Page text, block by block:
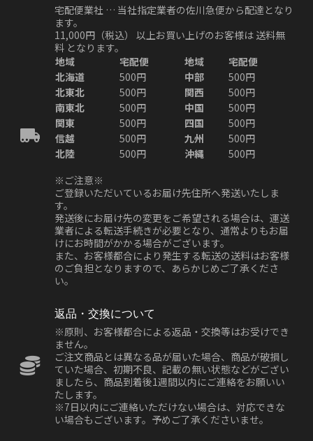
宅配便業社 … 当社指定業者の佐川急便から配達となり
ます。
11,000円（税込）
以上お買い上げのお客様は 送料無
料 となります。
地域
宅配便 地域
宅配便
北海道
500円 中部
500円
北東北
500円 関西
500円
南東北
500円 中国
500円
関東
500円 四国
500円
信越
500円 九州
500円
北陸
500円 沖縄
500円
※ご注意※
ご登録いただいているお届け先住所へ発送いたしま
す。
発送後にお届け先の変更をご希望される場合は、運送
業者による転送手続きが必要となり、通常よりもお届
けにお時間がかかる場合がございます。
また、お客様都合により発生する転送の送料はお客様
のご負担となりますので、あらかじめご了承くださ
い。
返品・交換について
※原則、お客様都合による返品・交換等はお受けでき
ません。
ご注文商品とは異なる品が届いた場合、商品が破損し
ていた場合、初期不良、記載の無い状態などがござい
ましたら、商品到着後1週間以内にご連絡をお願いい
たします。
※7日以内にご連絡いただけない場合は、対応できな
い場合もございます。予めご了承くださいませ。